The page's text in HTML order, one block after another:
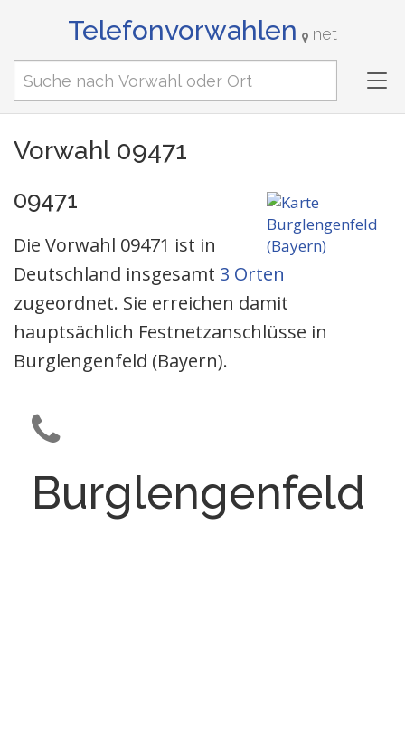
Telefonvorwahlen net
Vorwahl 09471
09471
Die Vorwahl 09471 ist in
Deutschland insgesamt 3 Orten
zugeordnet. Sie erreichen damit
hauptsächlich Festnetzanschlüsse in
Burglengenfeld (Bayern).
Burglengenfeld